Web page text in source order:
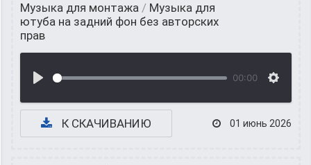
Музыка для монтажа / Музыка для
ютуба на задний фон без авторских
прав
00:00
К СКАЧИВАНИЮ 01 июнь 2026